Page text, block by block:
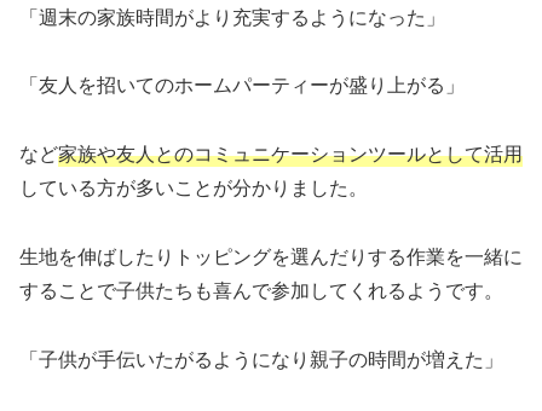
「週末の家族時間がより充実するようになった」
「友人を招いてのホームパーティーが盛り上がる」
など家族や友人とのコミュニケーションツールとして活用
している方が多いことが分かりました。
生地を伸ばしたりトッピングを選んだりする作業を一緒に
することで子供たちも喜んで参加してくれるようです。
「子供が手伝いたがるようになり親子の時間が増えた」